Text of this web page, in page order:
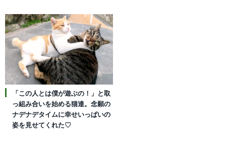
「この人とは僕が遊ぶの！」と取
っ組み合いを始める猫達。念願の
ナデナデタイムに幸せいっぱいの
姿を見せてくれた♡